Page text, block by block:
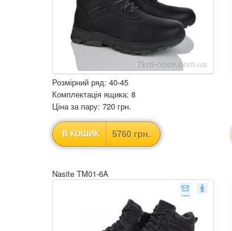
Розмірний ряд: 40-45
Комплектація ящика: 8
Ціна за пару: 720 грн.
В КОШИК 5760 грн.
Nasite TM01-6A